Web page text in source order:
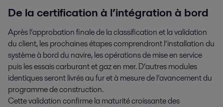
De la certification à l’intégration à bord
Après l’approbation finale de la classification et la validation
du client, les prochaines étapes comprendront l’installation du
système à bord du navire, les opérations de mise en service
puis les essais carburant et gaz en mer. D’autres modules
identiques seront livrés au fur et à mesure de l’avancement du
programme de construction.
Cette validation confirme la maturité croissante des